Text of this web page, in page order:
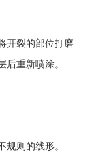
开裂的部位打磨
后重新喷涂。
规则的线形。